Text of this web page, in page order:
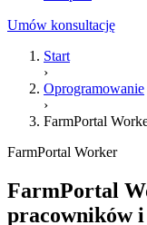
Umów konsultację
Start
›
Oprogramowanie
›
FarmPortal
FarmPortal Worker
FarmPortal
pracowników